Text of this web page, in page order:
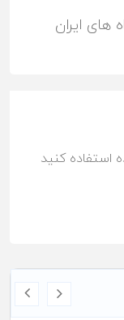
های ایران
استفاده کنید